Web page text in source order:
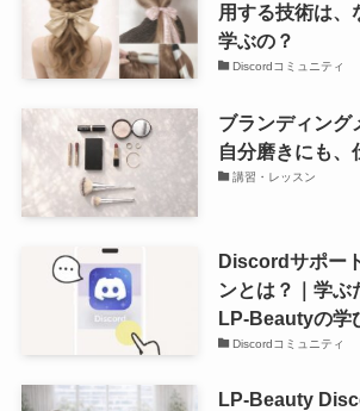
用する技術は、
学ぶの？
Discordコミュニティ
ブランディング
自分磨きにも、
講習・レッスン
Discordサポー
ンとは？｜学ぶ
LP-Beautyの学
Discordコミュニティ
LP-Beauty